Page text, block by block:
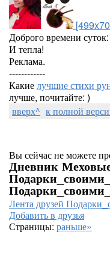
Доброго времени
И тепла!
Реклама.
------------
Какиелучшие стихи
лучше, почитайте: )
вверх^ к полной
Вы сейчас не можете
Дневник
Лента друзей
Добавить в друзья
Страницы: раньше»